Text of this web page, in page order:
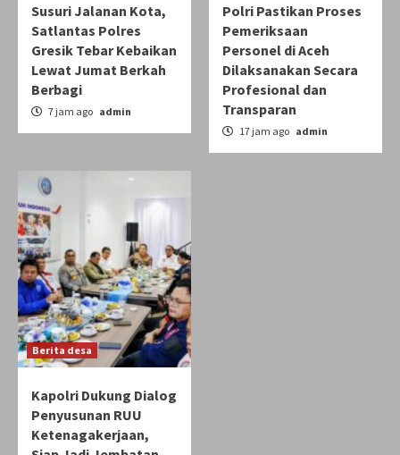
Susuri Jalanan Kota,
Satlantas Polres
Gresik Tebar Kebaikan
Lewat Jumat Berkah
Berbagi
7 jam ago admin
Polri Pastikan Proses
Pemeriksaan
Personel di Aceh
Dilaksanakan Secara
Profesional dan
Transparan
17 jam ago admin
Berita desa
Kapolri Dukung Dialog
Penyusunan RUU
Ketenagakerjaan,